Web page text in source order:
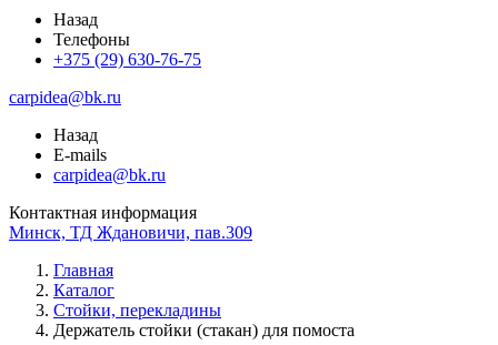
Назад
Телефоны
+375 (29) 630-76-75
carpidea@bk.ru
Назад
E-mails
carpidea@bk.ru
Контактная информация
Минск, ТД Ждановичи, пав.309
Главная
Каталог
Стойки, перекладины
Держатель стойки (стакан) для помоста